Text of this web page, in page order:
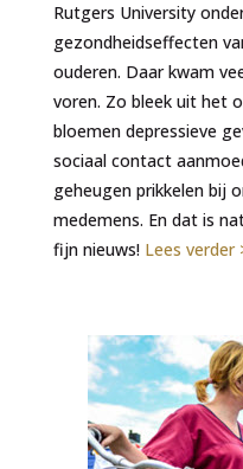
Rutgers University
gezondheidseffecten
ouderen. Daar kwam
voren. Zo bleek uit het
bloemen depressieve
sociaal contact
geheugen prikkelen bij
medemens. En dat is
fijn nieuws! Lees verder